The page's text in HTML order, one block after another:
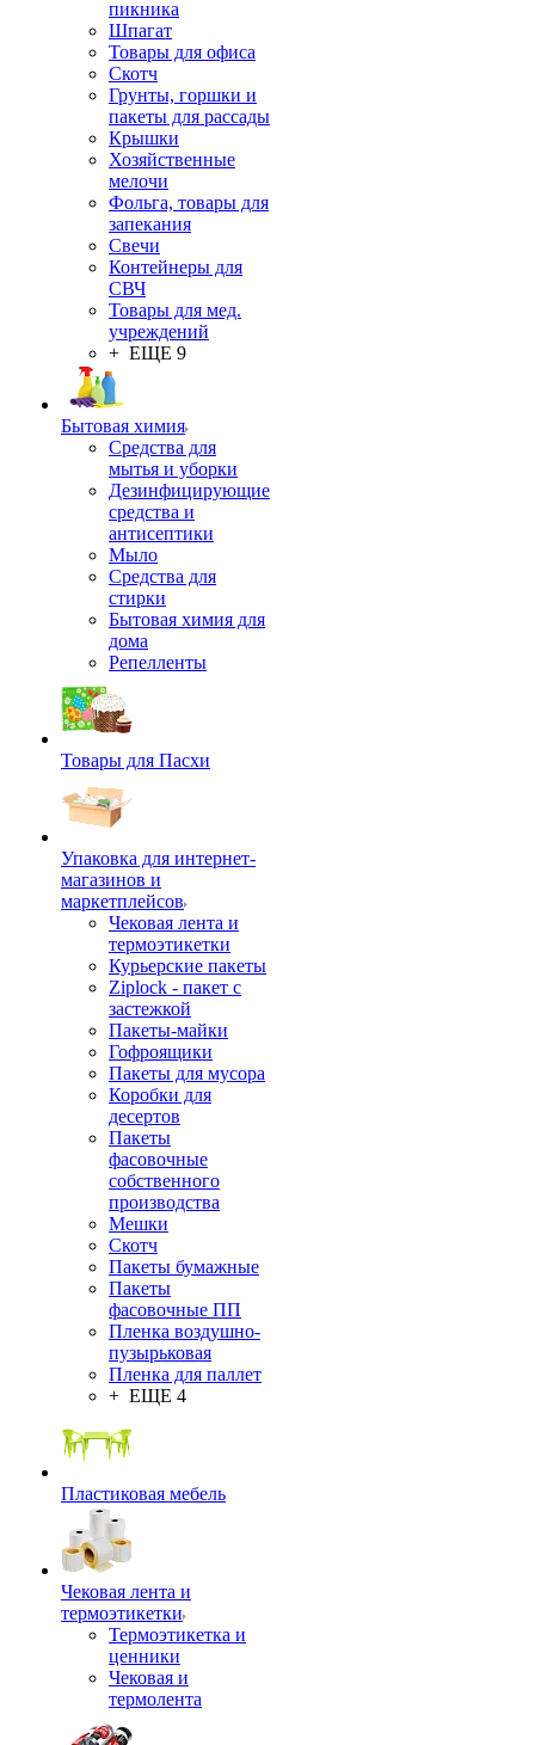
пикника
Шпагат
Товары для офиса
Скотч
Грунты, горшки и
пакеты для рассады
Крышки
Хозяйственные
мелочи
Фольга, товары для
запекания
Свечи
Контейнеры для
СВЧ
Товары для мед.
учреждений
+ ЕЩЕ 9
Бытовая химия
Средства для
мытья и уборки
Дезинфицирующие
средства и
антисептики
Мыло
Средства для
стирки
Бытовая химия для
дома
Репелленты
Товары для Пасхи
Упаковка для интернет-
магазинов и
маркетплейсов
Чековая лента и
термоэтикетки
Курьерские пакеты
Ziplock - пакет с
застежкой
Пакеты-майки
Гофроящики
Пакеты для мусора
Коробки для
десертов
Пакеты
фасовочные
собственного
производства
Мешки
Скотч
Пакеты бумажные
Пакеты
фасовочные ПП
Пленка воздушно-
пузырьковая
Пленка для паллет
+ ЕЩЕ 4
Пластиковая мебель
Чековая лента и
термоэтикетки
Термоэтикетка и
ценники
Чековая и
термолента